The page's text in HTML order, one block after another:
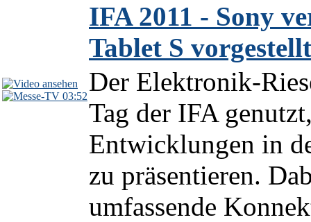
03:52
IFA 2011 - Sony
Tablet S vorgestellt
Der Elektronik-
Tag der IFA
Entwicklungen in
zu präsentieren.
umfassende